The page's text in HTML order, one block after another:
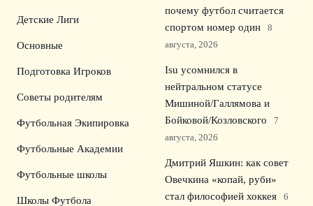
Детские Лиги
Основные
Подготовка Игроков
Советы родителям
Футбольная Экипировка
Футбольные Академии
Футбольные школы
Школы Футбола
почему футбол считается
спортом номер один
8
августа, 2026
Isu усомнился в
нейтральном статусе
Мишиной/Галлямова и
Бойковой/Козловского
7
августа, 2026
Дмитрий Яшкин: как совет
Овечкина «копай, руби»
стал философией хоккея
6